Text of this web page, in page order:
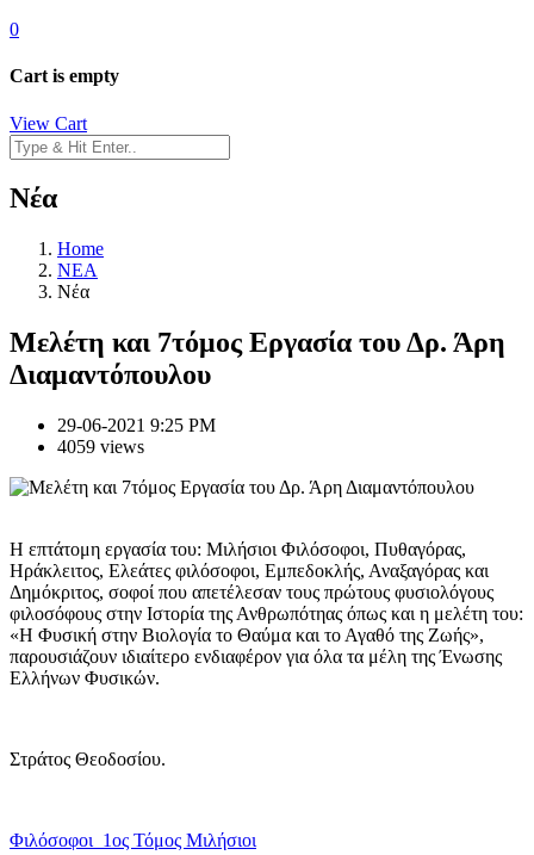
0
Cart is empty
View Cart
Νέα
Home
NEA
Νέα
Μελέτη και 7τόμος Εργασία του Δρ. Άρη
Διαμαντόπουλου
29-06-2021 9:25 PM
4059 views
Η επτάτομη εργασία του: Μιλήσιοι Φιλόσοφοι, Πυθαγόρας,
Ηράκλειτος, Ελεάτες φιλόσοφοι, Εμπεδοκλής, Αναξαγόρας και
Δημόκριτος, σοφοί που απετέλεσαν τους πρώτους φυσιολόγους
φιλοσόφους στην Ιστορία της Ανθρωπότηας όπως και η μελέτη του:
«Η Φυσική στην Βιολογία το Θαύμα και το Αγαθό της Ζωής»,
παρουσιάζουν ιδιαίτερο ενδιαφέρον για όλα τα μέλη της Ένωσης
Ελλήνων Φυσικών.
Στράτος Θεοδοσίου.
Φιλόσοφοι_1ος Τόμος Μιλήσιοι